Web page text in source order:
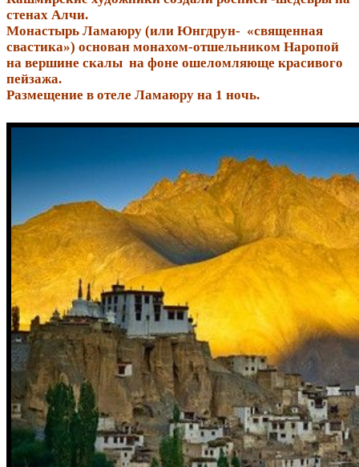
стенах Алчи.
Монастырь Ламаюру (или Юнгдрун- «священная
свастика») основан монахом-отшельником Наропой
на вершине скалы на фоне ошеломляюще красивого
пейзажа.
Размещение в отеле Ламаюру на 1 ночь.